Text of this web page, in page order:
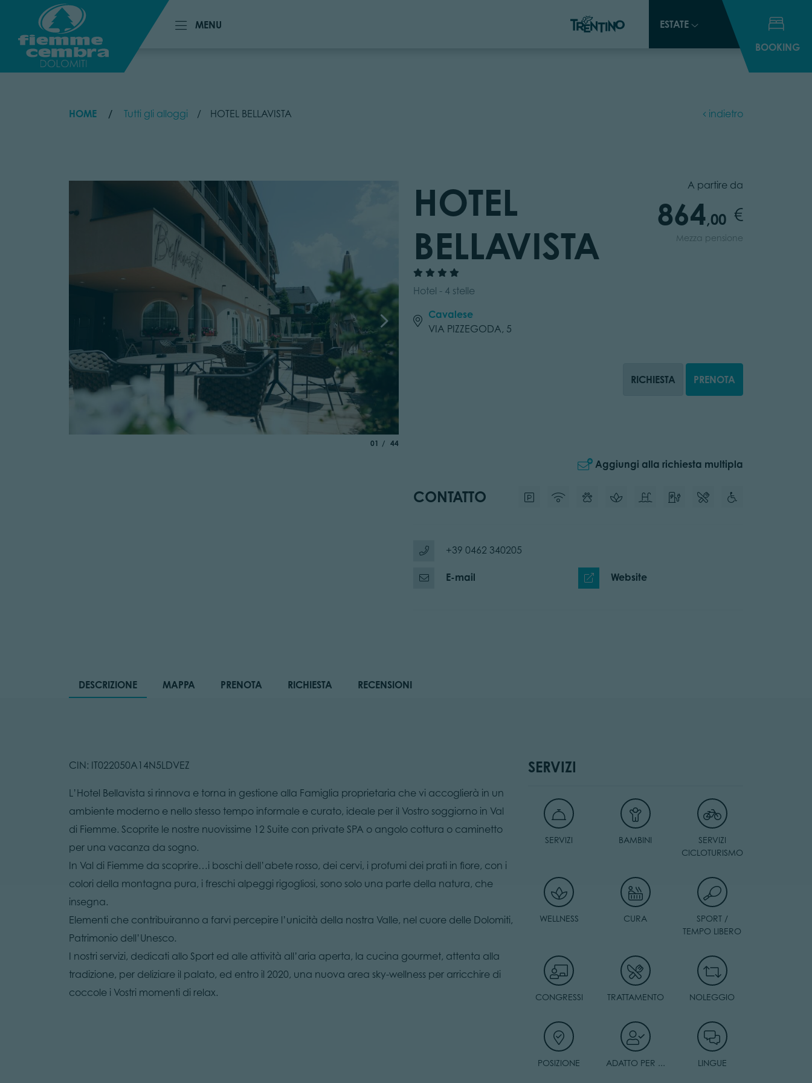
MENU
ESTATE
BOOKING
MENU
ESTATE
BOOKING
HOME Tutti gli alloggi HOTEL BELLAVISTA indietro
aria.slide_indicator.prefix
01 di
44
A partire da
864,00
Mezza pensione
HOTEL
BELLAVISTA
Hotel - 4 stelle
Cavalese
VIA PIZZEGODA, 5
RICHIESTA PRENOTA
Aggiungi alla richiesta multipla
CONTATTO
+39 0462 340205
E-mail Website
DESCRIZIONE MAPPA PRENOTA RICHIESTA RECENSIONI
CIN: IT022050A14N5LDVEZ
L’Hotel Bellavista si rinnova e torna in gestione alla Famiglia proprietaria che vi accoglierà in un
ambiente moderno e nello stesso tempo informale e curato, ideale per il Vostro soggiorno in Val
di Fiemme. Scoprite le nostre nuovissime 12 Suite con private SPA o angolo cottura o caminetto
per una vacanza da sogno.
In Val di Fiemme da scoprire…i boschi dell’abete rosso, dei cervi, i profumi dei prati in fiore, con i
colori della montagna pura, i freschi alpeggi rigogliosi, sono solo una parte della natura, che
insegna.
Elementi che contribuiranno a farvi percepire l’unicità della nostra Valle, nel cuore delle Dolomiti,
Patrimonio dell’Unesco.
I nostri servizi, dedicati allo Sport ed alle attività all’aria aperta, la cucina gourmet, attenta alla
tradizione, per deliziare il palato, ed entro il 2020, una nuova area sky-wellness per arricchire di
coccole i Vostri momenti di relax.
SERVIZI
SERVIZI BAMBINI
SERVIZI
CICLOTURISMO
WELLNESS CURA
SPORT /
TEMPO LIBERO
CONGRESSI TRATTAMENTO NOLEGGIO
POSIZIONE ADATTO PER ... LINGUE